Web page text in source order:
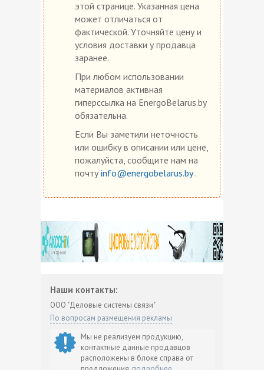
этой странице. Указанная цена
может отличаться от
фактической. Уточняйте цену и
условия доставки у продавца
заранее.
При любом использовании
материалов активная
гиперссылка на EnergoBelarus.by
обязательна.
Если Вы заметили неточность
или ошибку в описании или цене,
пожалуйста, сообщите нам на
почту info@energobelarus.by.
Наши контакты:
ООО "Деловые системы связи"
По вопросам размещения рекламы
Мы не реализуем продукцию,
контактные данные продавцов
расположены в блоке справа от